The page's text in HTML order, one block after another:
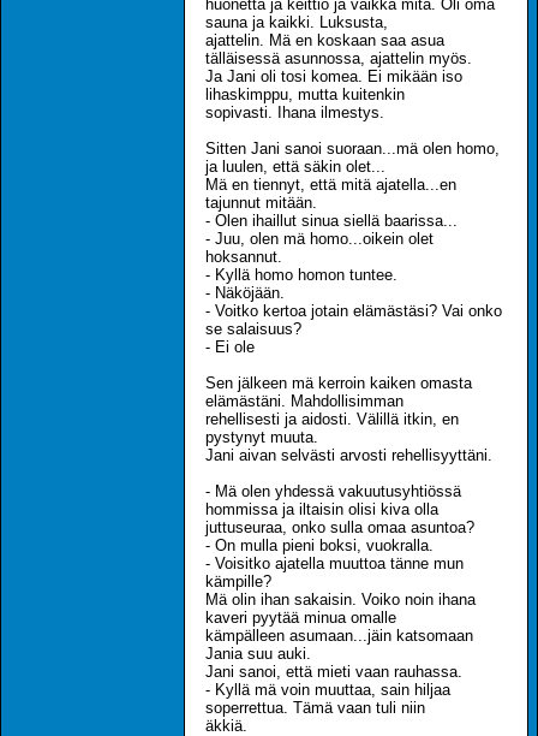
huonetta ja keittiö ja vaikka mitä. Oli oma
sauna ja kaikki. Luksusta,
ajattelin. Mä en koskaan saa asua
tälläisessä asunnossa, ajattelin myös.
Ja Jani oli tosi komea. Ei mikään iso
lihaskimppu, mutta kuitenkin
sopivasti. Ihana ilmestys.
Sitten Jani sanoi suoraan...mä olen homo,
ja luulen, että säkin olet...
Mä en tiennyt, että mitä ajatella...en
tajunnut mitään.
- Olen ihaillut sinua siellä baarissa...
- Juu, olen mä homo...oikein olet
hoksannut.
- Kyllä homo homon tuntee.
- Näköjään.
- Voitko kertoa jotain elämästäsi? Vai onko
se salaisuus?
- Ei ole
Sen jälkeen mä kerroin kaiken omasta
elämästäni. Mahdollisimman
rehellisesti ja aidosti. Välillä itkin, en
pystynyt muuta.
Jani aivan selvästi arvosti rehellisyyttäni.
- Mä olen yhdessä vakuutusyhtiössä
hommissa ja iltaisin olisi kiva olla
juttuseuraa, onko sulla omaa asuntoa?
- On mulla pieni boksi, vuokralla.
- Voisitko ajatella muuttoa tänne mun
kämpille?
Mä olin ihan sakaisin. Voiko noin ihana
kaveri pyytää minua omalle
kämpälleen asumaan...jäin katsomaan
Jania suu auki.
Jani sanoi, että mieti vaan rauhassa.
- Kyllä mä voin muuttaa, sain hiljaa
soperrettua. Tämä vaan tuli niin
äkkiä.